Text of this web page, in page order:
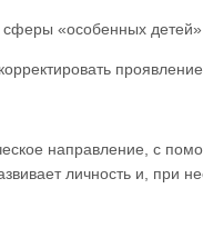
«особенных
направление, с
личность и,